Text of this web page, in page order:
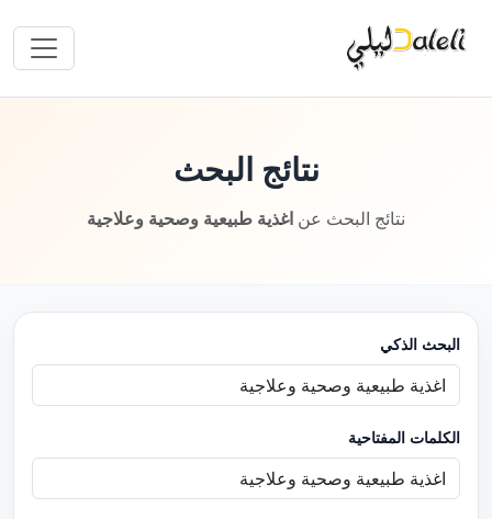
نتائج البحث
نتائج البحث عن اغذية طبيعية وصحية وعلاجية
البحث الذكي
الكلمات المفتاحية